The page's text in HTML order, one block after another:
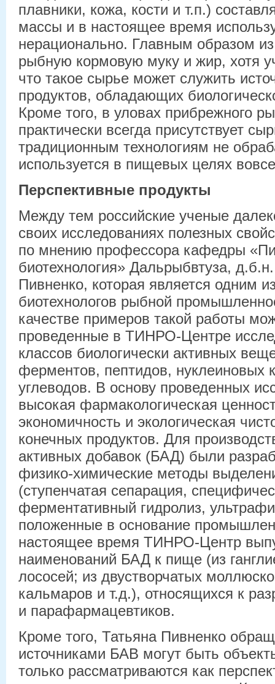
плавники, кожа, кости и т.п.)
массы и в настоящее время
нерационально. Главным образом из
рыбную кормовую муку и жир, хотя
что такое сырье может служить
продуктов, обладающих
Кроме того, в уловах прибрежного
практически всегда присутствует
традиционным технологиям не
используется в пищевых целях
Перспективные продукты
Между тем российские ученые
своих исследованиях полезных
по мнению профессора кафедры
биотехнология» Дальрыбвтуза,
Пивненко, которая является одним
биотехнологов рыбной
качестве примеров такой работы
проведенные в ТИНРО-Центре
классов биологически активных
ферментов, пептидов, нуклеиновых
углеводов. В основу проведенных
высокая фармакологическая
экономичность и экологическая
конечных продуктов. Для
активных добавок (БАД) были
физико-химические методы
(ступенчатая сепарация,
ферментативный гидролиз,
положенные в основание
настоящее время ТИНРО-Центр
наименований БАД к пище (из
лососей; из двустворчатых
кальмаров и т.д.), относящихся к
и парафармацевтиков.
Кроме того, Татьяна Пивненко
источниками БАВ могут быть
только рассматриваются как